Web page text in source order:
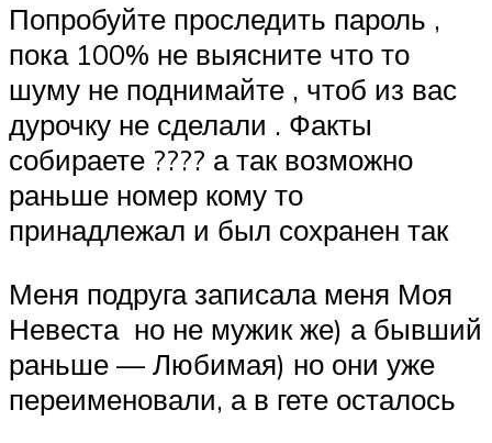
Попробуйте проследить пароль ,
пока 100% не выясните что то
шуму не поднимайте , чтоб из вас
дурочку не сделали . Факты
собираете ???? а так возможно
раньше номер кому то
принадлежал и был сохранен так
Меня подруга записала меня Моя
Невеста ️ но не мужик же) а бывший
раньше — Любимая) но они уже
переименовали, а в гете осталось